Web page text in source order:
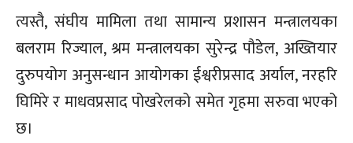
त्यस्तै, संघीय मामिला तथा सामान्य प्रशासन मन्त्रालयका
बलराम रिज्याल, श्रम मन्त्रालयका सुरेन्द्र पौडेल, अख्तियार
दुरुपयोग अनुसन्धान आयोगका ईश्वरीप्रसाद अर्याल, नरहरि
घिमिरे र माधवप्रसाद पोखरेलको समेत गृहमा सरुवा भएको
छ।